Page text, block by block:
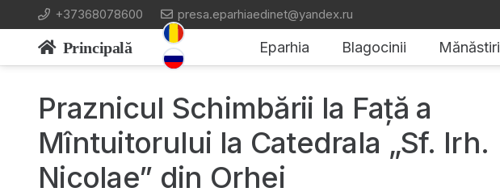
+37368078600 presa.eparhiaedinet@yandex.ru
Principală Eparhia Blagocinii Mănăstiri
Praznicul Schimbării la Față a
Mîntuitorului la Catedrala „Sf. Irh.
Nicolae” din Orhei